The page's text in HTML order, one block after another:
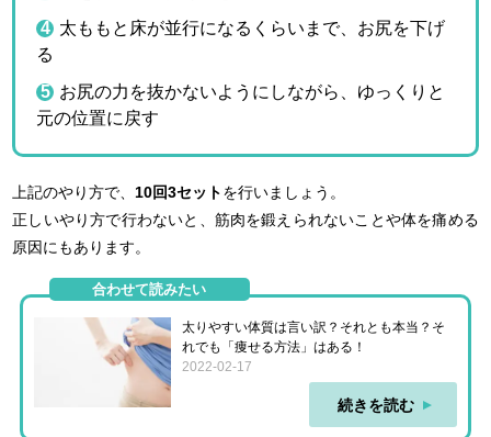
太ももと床が並行になるくらいまで、お尻を下げ
る
お尻の力を抜かないようにしながら、ゆっくりと
元の位置に戻す
上記のやり方で、 10回3セットを行いましょう。
正しいやり方で行わないと、筋肉を鍛えられないことや体を痛める
原因にもあります。
合わせて読みたい
太りやすい体質は言い訳？それとも本当？そ
れでも「痩せる方法」はある！
2022-02-17
続きを読む